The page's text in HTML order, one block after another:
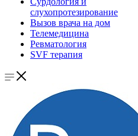
слухопротезирование
Вызов врача на дом
Телемедицина
Ревматология
SVF терапия